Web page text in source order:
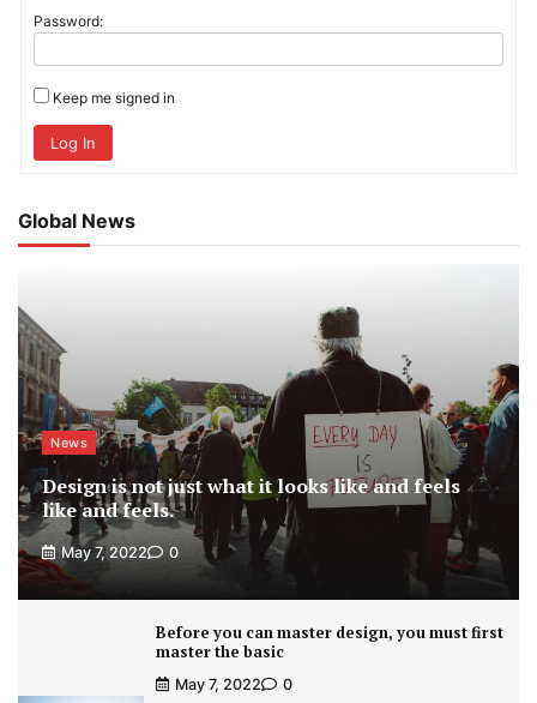
Password:
Keep me signed in
Log In
Global News
News
Design is not just what it looks like and feels
like and feels.
May 7, 2022 0
Before you can master design, you must first
master the basic
May 7, 2022 0